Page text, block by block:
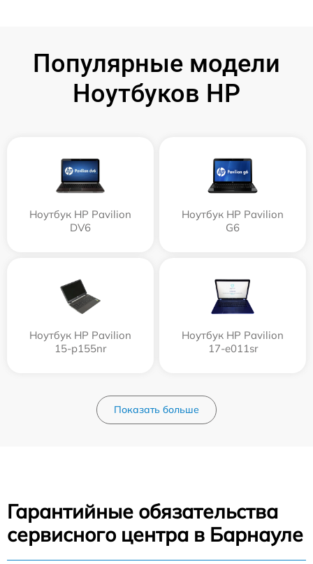
Популярные модели
Ноутбуков HP
Ноутбук HP Pavilion
DV6
Ноутбук HP Pavilion
G6
Ноутбук HP Pavilion
15-p155nr
Ноутбук HP Pavilion
17-e011sr
Показать больше
Гарантийные обязательства
сервисного центра в Барнауле